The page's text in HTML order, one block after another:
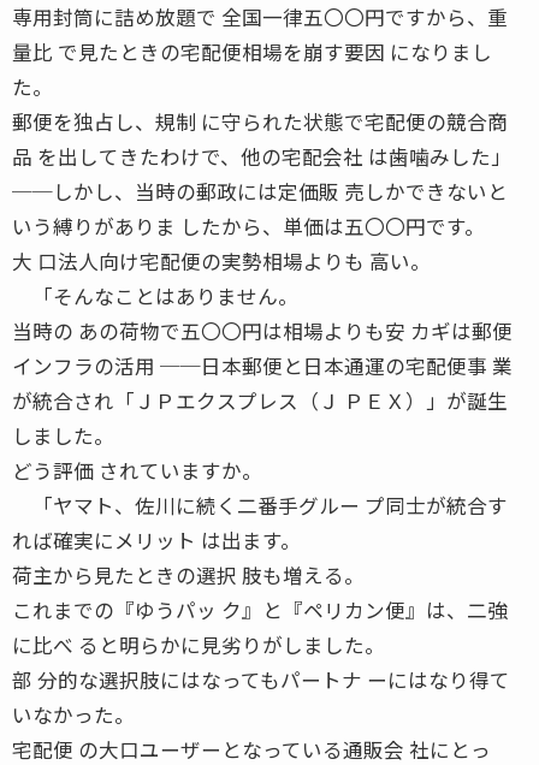
専用封筒に詰め放題で 全国一律五〇〇円ですから、重
量比 で見たときの宅配便相場を崩す要因 になりまし
た。
郵便を独占し、規制 に守られた状態で宅配便の競合商
品 を出してきたわけで、他の宅配会社 は歯噛みした」
──しかし、当時の郵政には定価販 売しかできないと
いう縛りがありま したから、単価は五〇〇円です。
大 口法人向け宅配便の実勢相場よりも 高い。
「そんなことはありません。
当時の あの荷物で五〇〇円は相場よりも安 カギは郵便
インフラの活用 ──日本郵便と日本通運の宅配便事 業
が統合され「ＪＰエクスプレス（Ｊ ＰＥＸ）」が誕生
しました。
どう評価 されていますか。
「ヤマト、佐川に続く二番手グルー プ同士が統合す
れば確実にメリット は出ます。
荷主から見たときの選択 肢も増える。
これまでの『ゆうパッ ク』と『ペリカン便』は、二強
に比べ ると明らかに見劣りがしました。
部 分的な選択肢にはなってもパートナ ーにはなり得て
いなかった。
宅配便 の大口ユーザーとなっている通販会 社にとっ